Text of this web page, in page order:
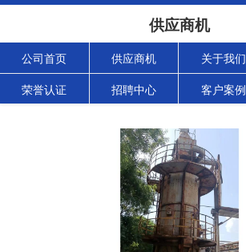
供应商机
公司首页 供应商机 关于我们
荣誉认证 招聘中心 客户案例